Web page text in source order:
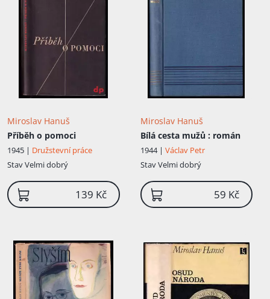
Miroslav Hanuš
Příběh o pomoci
1945 | Družstevní práce
StavVelmi dobrý
139 Kč
Miroslav Hanuš
Bílá cesta mužů : román
1944 | Václav Petr
StavVelmi dobrý
59 Kč